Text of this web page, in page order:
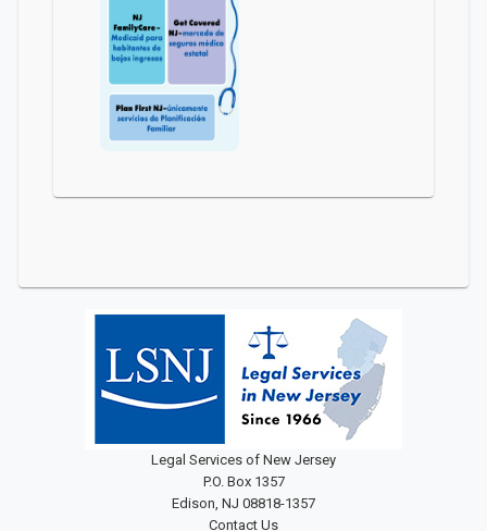
Legal Services of New Jersey
P.O. Box 1357
Edison, NJ 08818-1357
Contact Us